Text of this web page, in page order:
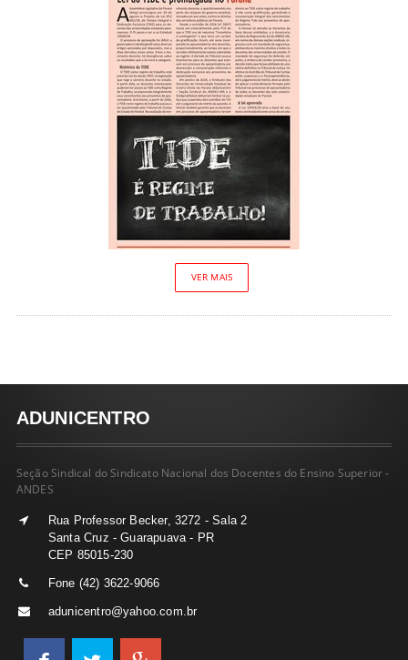
VER MAIS
ADUNICENTRO
Seção Sindical do Sindicato Nacional dos Docentes do Ensino Superior -
ANDES
Rua Professor Becker, 3272 - Sala 2
Santa Cruz - Guarapuava - PR
CEP 85015-230
Fone (42) 3622-9066
adunicentro@yahoo.com.br